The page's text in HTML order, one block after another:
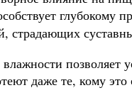
глубокому
страдающих
позволяет
даже те, кому это